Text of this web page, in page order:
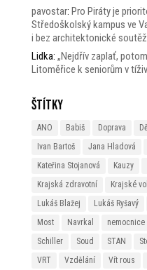
pavostar: Pro Piráty je
Středoškolský kampus ve
i bez architektonické
Lidka: „Nejdřív zaplať,
Litoměřice k seniorům v
Štítky
ANO Babiš Doprava
Ivan Bartoš
Jana Hladová
Kateřina Stojanová
Kauzy
Krajská zdravotní
Krajské
Lukáš Blažej
Lukáš Ryšavý
Most
Navrkal nemocnice
Schiller
Soud STAN
VRT
Vzdělání Vít rous